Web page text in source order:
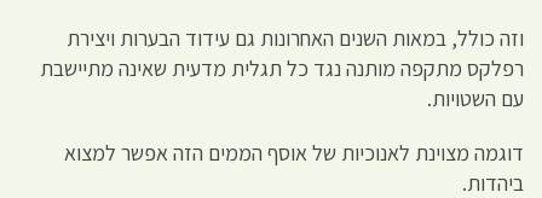
וזה כולל, במאות השנים האחרונות גם עידוד הבערות ויצירת
רפלקס מתקפה מותנה נגד כל תגלית מדעית שאינה מתיישבת
עם השטויות.
דוגמה מצוינת לאנוכיות של אוסף הממים הזה אפשר למצוא
ביהדות.